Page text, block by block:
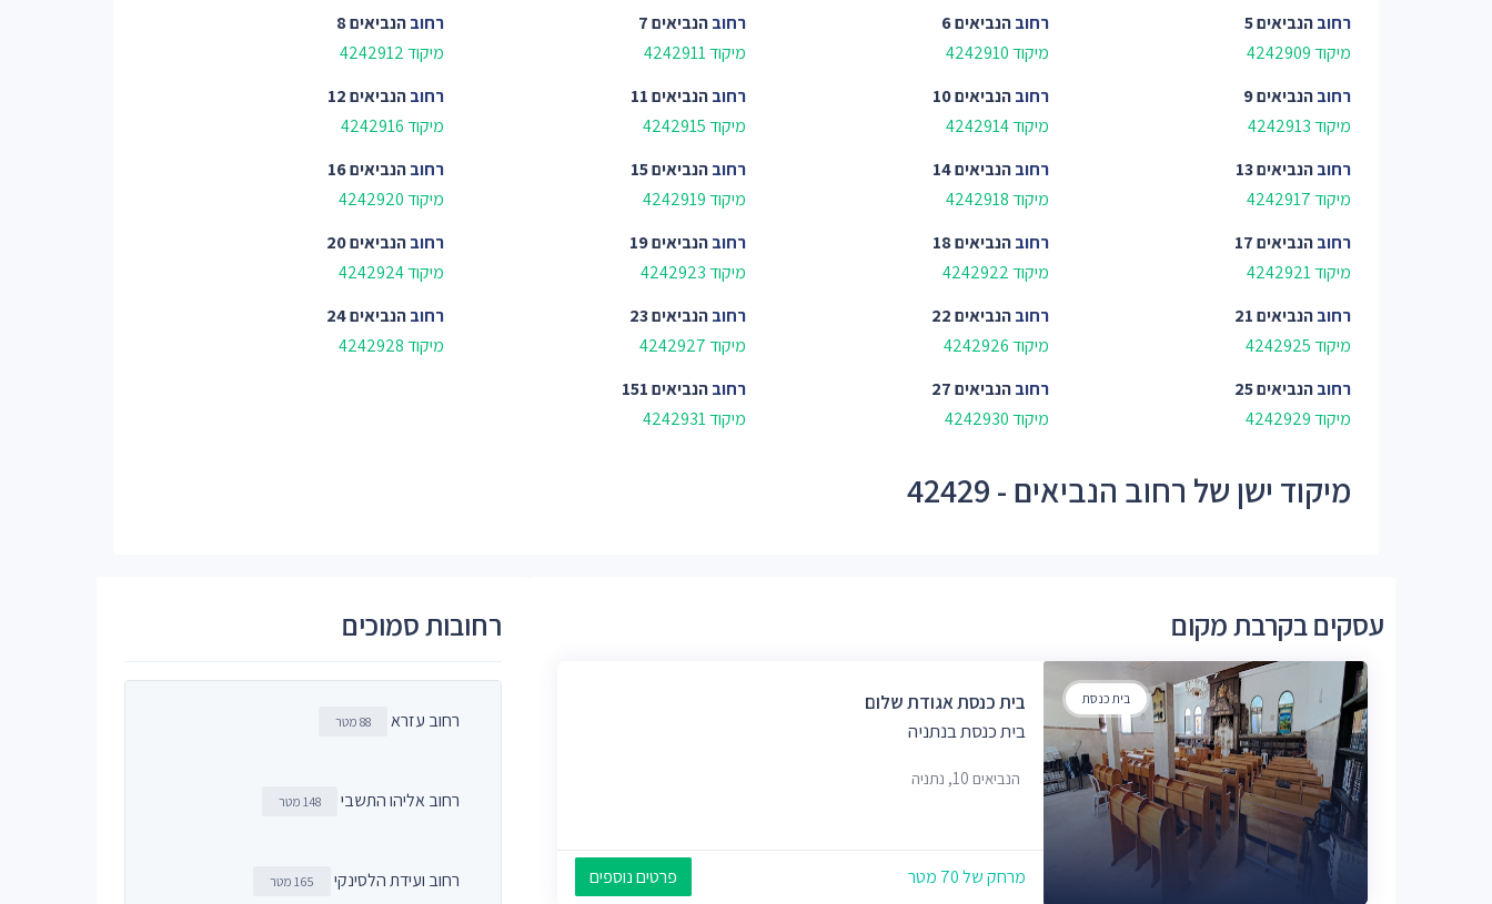
רחובהנביאים 5
מיקוד 4242909
רחובהנביאים 6
מיקוד 4242910
רחובהנביאים 7
מיקוד 4242911
רחובהנביאים 8
מיקוד 4242912
רחובהנביאים 9
מיקוד 4242913
רחובהנביאים 10
מיקוד 4242914
רחובהנביאים 11
מיקוד 4242915
רחובהנביאים 12
מיקוד 4242916
רחובהנביאים 13
מיקוד 4242917
רחובהנביאים 14
מיקוד 4242918
רחובהנביאים 15
מיקוד 4242919
רחובהנביאים 16
מיקוד 4242920
רחובהנביאים 17
מיקוד 4242921
רחובהנביאים 18
מיקוד 4242922
רחובהנביאים 19
מיקוד 4242923
רחובהנביאים 20
מיקוד 4242924
רחובהנביאים 21
מיקוד 4242925
רחובהנביאים 22
מיקוד 4242926
רחובהנביאים 23
מיקוד 4242927
רחובהנביאים 24
מיקוד 4242928
רחובהנביאים 25
מיקוד 4242929
רחובהנביאים 27
מיקוד 4242930
רחובהנביאים 151
מיקוד 4242931
מיקוד ישן של רחוב הנביאים - 42429
עסקים בקרבת מקום
בית כנסת
בית כנסת אגודת שלום
בית כנסת בנתניה
הנביאים 10, נתניה
מרחק של 70 מטר פרטים נוספים
רחובות סמוכים
רחוב עזרא 88 מטר
רחוב אליהו התשבי 148 מטר
רחוב ועידת הלסינקי 165 מטר